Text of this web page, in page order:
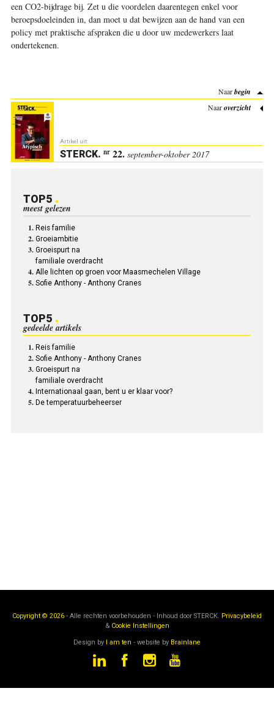
een CO2-bijdrage bij. Zet u die voordelen daarentegen enkel voor
beroepsdoeleinden in, dan moet u dat bewijzen aan de hand van een
policy met praktische afspraken die u door uw medewerkers laat
ondertekenen.
Naarbegin
Naaroverzicht
Artikel uit:
STERCK. nr22. september-oktober 2017
TOP5
meest gelezen
Reis familie
Groeiambitie
Groeispurt na
familiale overdracht
Alle lichten op groen voor Maasmechelen Village
Sofie Anthony - Anthony Cranes
TOP5
gedeelde artikels
Reis familie
Sofie Anthony - Anthony Cranes
Groeispurt na
familiale overdracht
Internationaal gaan, bent u er klaar voor?
De temperatuurbeheerser
Copyright © 2026 - Alle rechten voorbehouden - Inhoud door STERCK. Privacybeleid
& Cookie Instellingen
Design by I am ten - website by Brainlane